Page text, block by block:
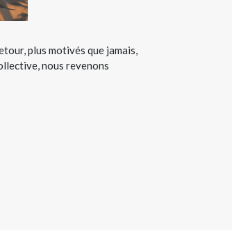
plus motivés que jamais,
nous revenons